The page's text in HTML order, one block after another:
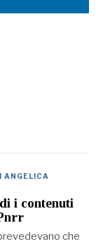
ANGELICA
i contenuti
che